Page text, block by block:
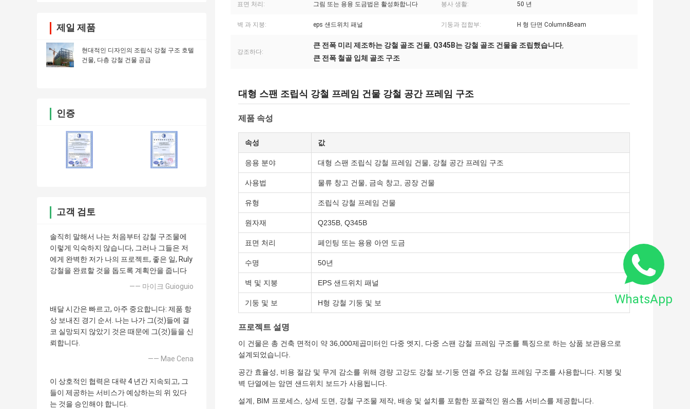
제일 제품
현대적인 디자인의 조립식 강철 구조 호텔
건물, 다층 강철 건물 공급
인증
고객 검토
솔직히 말해서 나는 처음부터 강철 구조물에
이렇게 익숙하지 않습니다, 그러나 그들은 저
에게 완벽한 저가 나의 프로젝트, 좋은 일, Ruly
강철을 완료할 것을 돕도록 계획안을 줍니다
—— 마이크 Guioguio
배달 시간은 빠르고, 아주 중요합니다: 제품 항
상 보내진 경기 순서. 나는 나가 그(것)들에 결
코 실망되지 않았기 것은 때문에 그(것)들을 신
뢰합니다.
—— Mae Cena
이 상호적인 협력은 대략 4 년간 지속되고, 그
들이 제공하는 서비스가 예상하는의 위 있다
는 것을 승인해야 합니다.
표면 처리: 그림 또는 용융 도금법은 활성화합니다 봉사 생활: 50 년
벽 과 지붕: eps 샌드위치 패널 기둥과 접합부: H 형 단면 Column&Beam
강조하다:
큰 전폭 미리 제조하는 강철 골조 건물, Q345B는 강철 골조 건물을 조립했습니다,
큰 전폭 철골 입체 골조 구조
대형 스팬 조립식 강철 프레임 건물 강철 공간 프레임 구조
제품 속성
속성 값
응용 분야 대형 스팬 조립식 강철 프레임 건물, 강철 공간 프레임 구조
사용법 물류 창고 건물, 금속 창고, 공장 건물
유형 조립식 강철 프레임 건물
원자재 Q235B, Q345B
표면 처리 페인팅 또는 용융 아연 도금
수명 50년
벽 및 지붕 EPS 샌드위치 패널
기둥 및 보 H형 강철 기둥 및 보
프로젝트 설명
이 건물은 총 건축 면적이 약 36,000제곱미터인 다중 엣지, 다중 스팬 강철 프레임 구조를 특징으로 하는 상품 보관용으로
설계되었습니다.
공간 효율성, 비용 절감 및 무게 감소를 위해 경량 고강도 강철 보-기둥 연결 주요 강철 프레임 구조를 사용합니다. 지붕 및
벽 단열에는 암면 샌드위치 보드가 사용됩니다.
설계, BIM 프로세스, 상세 도면, 강철 구조물 제작, 배송 및 설치를 포함한 포괄적인 원스톱 서비스를 제공합니다.
WhatsApp